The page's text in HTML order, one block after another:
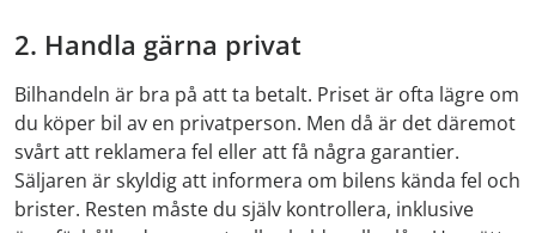
2. Handla gärna privat
Bilhandeln är bra på att ta betalt. Priset är ofta lägre om
du köper bil av en privatperson. Men då är det däremot
svårt att reklamera fel eller att få några garantier.
Säljaren är skyldig att informera om bilens kända fel och
brister. Resten måste du själv kontrollera, inklusive